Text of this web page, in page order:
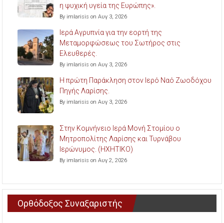
η ψυχική υγεία της Ευρώπης».
By imlarisis on Αυγ 3, 2026
Ιερά Αγρυπνία για την εορτή της
Μεταμορφώσεως του Σωτήρος στις
Ελευθερές.
By imlarisis on Αυγ 3, 2026
Η πρώτη Παράκληση στον Ιερό Ναό Ζωοδόχου
Πηγής Λαρίσης.
By imlarisis on Αυγ 3, 2026
Στην Κομνήνειο Ιερά Μονή Στομίου ο
Μητροπολίτης Λαρίσης και Τυρνάβου
Ιερώνυμος. (ΗΧΗΤΙΚΟ)
By imlarisis on Αυγ 2, 2026
Ορθόδοξος Συναξαριστής